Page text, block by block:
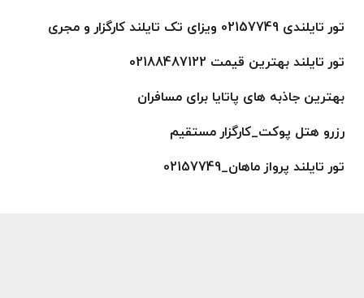
تور تایلندی 02157749 ویزای تک تایلند کارگزار و مجری
تور تایلند بهترین قیمت 02188487122
بهترین جاذبه های پاتایا برای مسافران
رزرو هتل پوکت_کارگزار مستقیم
تور تایلند پرواز ماهان_02157749